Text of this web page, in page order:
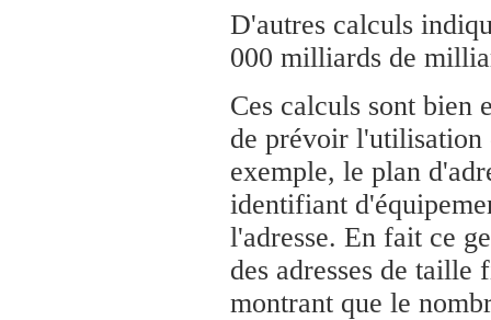
D'autres calculs
000 milliards de
Ces calculs sont
de prévoir l'utilisation
exemple, le plan
identifiant
l'adresse. En fait ce
des adresses de
montrant que le